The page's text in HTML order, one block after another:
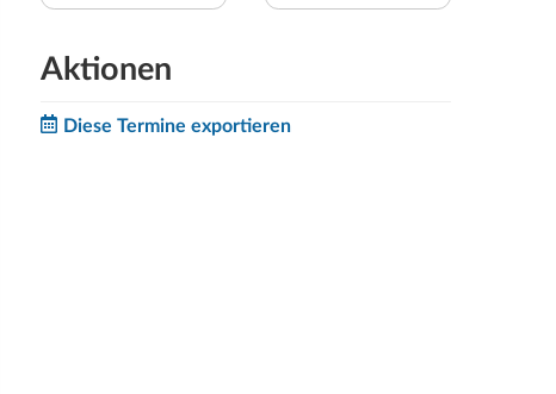
Aktionen
Diese Termine exportieren